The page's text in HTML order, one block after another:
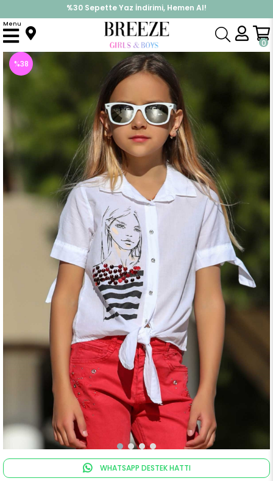
%30 Sepette Yaz İndirimi, Hemen Al!
İndirimlere ek %10 İndirimi Kap, Hemen Üye Ol!
0
Menu
Anasayfa Üst Giyim Gömlek Kız Çocuk Gömlek Kız Baskılı Beyaz (5-16 Yaş)
%38
WHATSAPP DESTEK HATTI